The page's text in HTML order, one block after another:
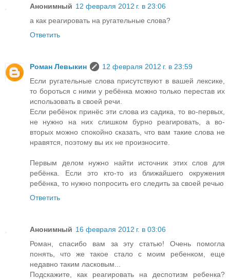
Анонимный 12 февраля 2012 г. в 23:06
а как реагировать на ругательные слова?
Ответить
Роман Левыкин
12 февраля 2012 г. в 23:59
Если ругательные слова присутствуют в вашей лексике,
то бороться с ними у ребёнка можно только перестав их
использовать в своей речи.
Если ребёнок принёс эти слова из садика, то во-первых,
не нужно на них слишком бурно реагировать, а во-
вторых можно спокойно сказать, что вам такие слова не
нравятся, поэтому вы их не произносите.
Первым делом нужно найти источник этих слов для
ребёнка. Если это кто-то из ближайшего окружения
ребёнка, то нужно попросить его следить за своей речью
Ответить
Анонимный 16 февраля 2012 г. в 03:06
Роман, спасибо вам за эту статью! Очень помогла
понять, что же такое стало с моим ребенком, еще
недавно таким ласковым...
Подскажите, как реагировать на деспотизм ребенка?